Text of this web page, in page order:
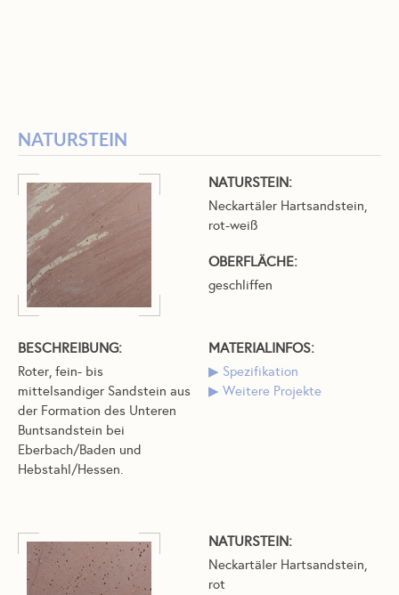
NATURSTEIN
NATURSTEIN:
Neckartäler Hartsandstein,
rot-weiß
OBERFLÄCHE:
geschliffen
BESCHREIBUNG:
Roter, fein- bis
mittelsandiger Sandstein aus
der Formation des Unteren
Buntsandstein bei
Eberbach/Baden und
Hebstahl/Hessen.
MATERIALINFOS:
Spezifikation
Weitere Projekte
NATURSTEIN:
Neckartäler Hartsandstein,
rot